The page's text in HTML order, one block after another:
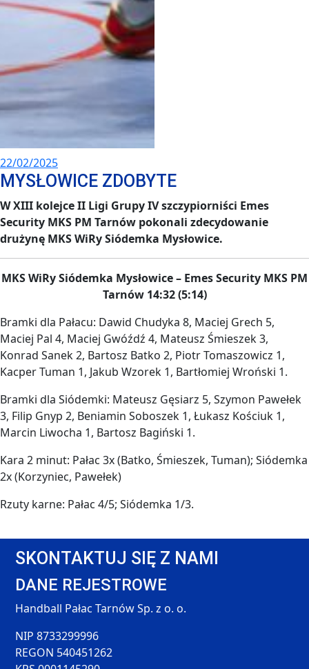
22/02/2025
MYSŁOWICE ZDOBYTE
W XIII kolejce II Ligi Grupy IV szczypiorniści Emes
Security MKS PM Tarnów pokonali zdecydowanie
drużynę MKS WiRy Siódemka Mysłowice.
MKS WiRy Siódemka Mysłowice – Emes Security MKS PM
Tarnów 14:32 (5:14)
Bramki dla Pałacu: Dawid Chudyka 8, Maciej Grech 5,
Maciej Pal 4, Maciej Gwóźdź 4, Mateusz Śmieszek 3,
Konrad Sanek 2, Bartosz Batko 2, Piotr Tomaszowicz 1,
Kacper Tuman 1, Jakub Wzorek 1, Bartłomiej Wroński 1.
Bramki dla Siódemki: Mateusz Gęsiarz 5, Szymon Pawełek
3, Filip Gnyp 2, Beniamin Soboszek 1, Łukasz Kościuk 1,
Marcin Liwocha 1, Bartosz Bagiński 1.
Kara 2 minut: Pałac 3x (Batko, Śmieszek, Tuman); Siódemka
2x (Korzyniec, Pawełek)
Rzuty karne: Pałac 4/5; Siódemka 1/3.
SKONTAKTUJ SIĘ Z NAMI
DANE REJESTROWE
Handball Pałac Tarnów Sp. z o. o.
NIP 8733299996
REGON 540451262